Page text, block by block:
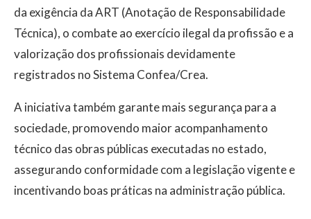
da exigência da ART (Anotação de Responsabilidade
Técnica), o combate ao exercício ilegal da profissão e a
valorização dos profissionais devidamente
registrados no Sistema Confea/Crea.
A iniciativa também garante mais segurança para a
sociedade, promovendo maior acompanhamento
técnico das obras públicas executadas no estado,
assegurando conformidade com a legislação vigente e
incentivando boas práticas na administração pública.